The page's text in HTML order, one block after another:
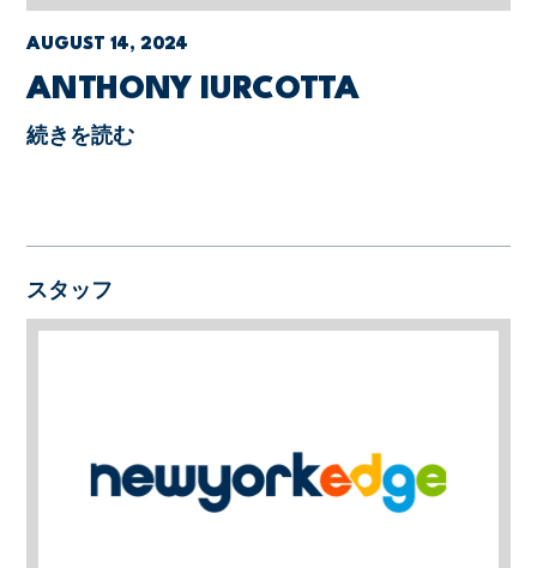
AUGUST 14, 2024
ANTHONY IURCOTTA
続きを読む
スタッフ